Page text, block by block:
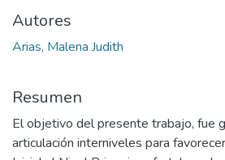
Autores
Arias, Malena Judith
Resumen
El objetivo del presente trabajo, fue
articulación interniveles para